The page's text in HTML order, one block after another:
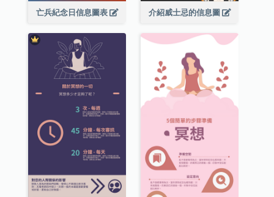
亡兵紀念日信息圖表 介紹威士忌的信息圖